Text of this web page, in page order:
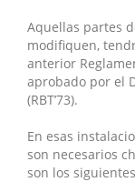
Aquellas partes
modifiquen,
anterior
aprobado por el
(RBT’73).
En esas
son necesarios
son los